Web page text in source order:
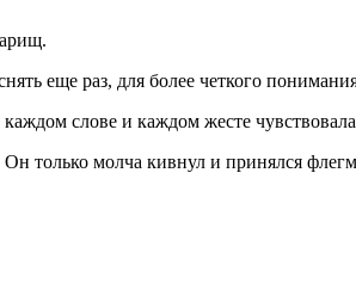
еще раз, для более четкого
слове и каждом жесте
только молча кивнул и принялся